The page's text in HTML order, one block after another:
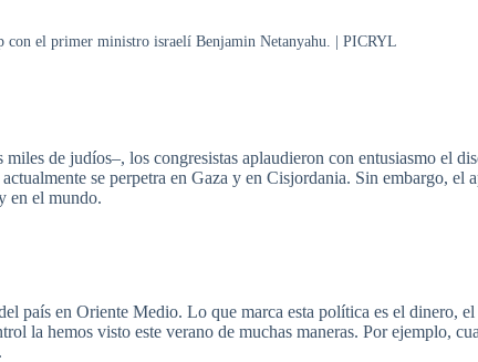
con el primer ministro israelí Benjamin Netanyahu. | PICRYL
de judíos–, los congresistas aplaudieron con entusiasmo el
se perpetra en Gaza y en Cisjordania. Sin embargo, el
en el mundo.
país en Oriente Medio. Lo que marca esta política es el dinero,
la hemos visto este verano de muchas maneras. Por ejemplo,